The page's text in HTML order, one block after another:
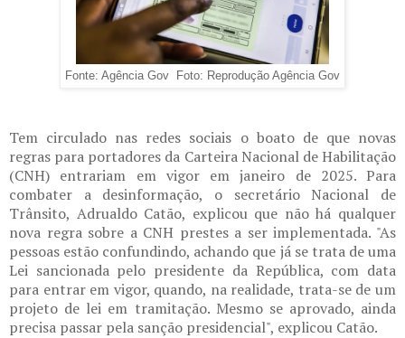
Fonte: Agência Gov Foto: Reprodução Agência Gov
Tem circulado nas redes sociais o boato de que novas
regras para portadores da Carteira Nacional de Habilitação
(CNH) entrariam em vigor em janeiro de 2025. Para
combater a desinformação, o secretário Nacional de
Trânsito, Adrualdo Catão, explicou que não há qualquer
nova regra sobre a CNH prestes a ser implementada. "As
pessoas estão confundindo, achando que já se trata de uma
Lei sancionada pelo presidente da República, com data
para entrar em vigor, quando, na realidade, trata-se de um
projeto de lei em tramitação. Mesmo se aprovado, ainda
precisa passar pela sanção presidencial", explicou Catão.